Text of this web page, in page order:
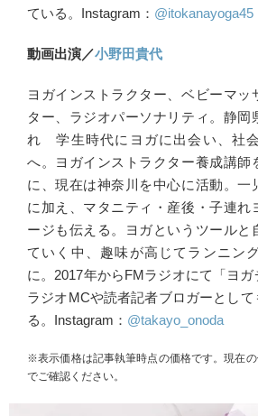
ている。Instagram： @itokanayoga45
動画出演／小野田貴代
ヨガインストラクター、ベビーマッ
ター、ラジオパーソナリティ。静岡
れ 学生時代にヨガに出会い、社
へ。ヨガインストラクター養成講師
に、現在は神奈川を中心に活動。一
に加え、マタニティ・産後・子連れ
ージも伝える。ヨガというツールと
ていく中、趣味が高じてランニン
に。2017年からFMラジオにて「ヨガ
ラジオMCや読者記者ブロガーとし
る。Instagram： @takayo_onoda
※表示価格は記事執筆時点の価格です。現在
でご確認ください。